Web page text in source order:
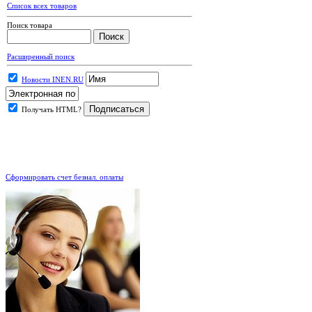
Список всех товаров
Поиск товара
Расширенный поиск
Новости INEN.RU
Получать HTML?
Сформировать счет безнал. оплаты